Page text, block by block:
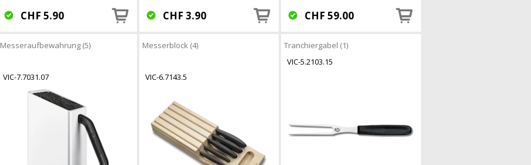
CHF 5.90 CHF 3.90 CHF 59.00
Messeraufbewahrung (5)
VIC-7.7031.07
Messerblock (4)
VIC-6.7143.5
Tranchiergabel (1)
VIC-5.2103.15